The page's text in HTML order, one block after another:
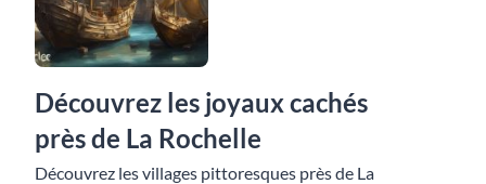
Découvrez les joyaux cachés
près de La Rochelle
Découvrez les villages pittoresques près de La